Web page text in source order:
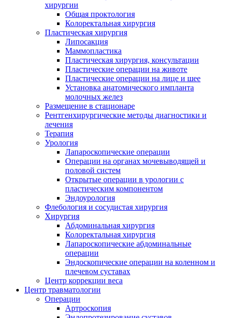
хирургии
Общая проктология
Колоректальная хирургия
Пластическая хирургия
Липосакция
Маммопластика
Пластическая хирургия, консультации
Пластические операции на животе
Пластические операции на лице и шее
Установка анатомического импланта
молочных желез
Размещение в стационаре
Рентгенхирургические методы диагностики и
лечения
Терапия
Урология
Лапароскопические операции
Операции на органах мочевыводящей и
половой систем
Открытые операции в урологии с
пластическим компонентом
Эндоурология
Флебология и сосудистая хирургия
Хирургия
Абдоминальная хирургия
Колоректальная хирургия
Лапароскопические абдоминальные
операции
Эндоскопические операции на коленном и
плечевом суставах
Центр коррекции веса
Центр травматологии
Операции
Артроскопия